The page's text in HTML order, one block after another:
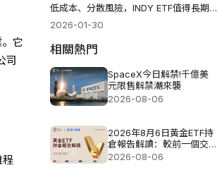
它
司
程
低成本、分散風險，INDY ETF值得長期持有嗎?
2026-01-30
相關熱門
SpaceX今日解禁!千億美
元限售解禁潮來襲
2026-08-06
2026年8月6日黃金ETF持
倉報告解讀：較前一個交
易日增加4.851噸
2026-08-06